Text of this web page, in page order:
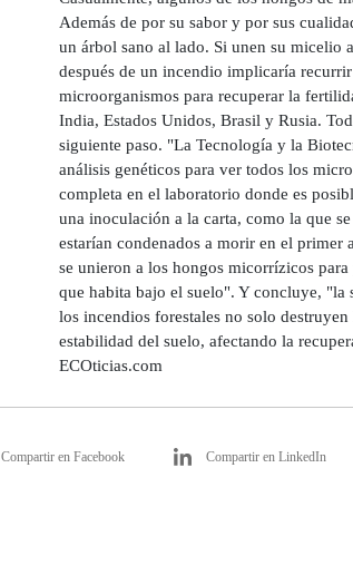
Además de por su sabor y por sus
un árbol sano al lado. Si unen su micelio
después de un incendio implicaría
microorganismos para recuperar la
India, Estados Unidos, Brasil y Rusia.
siguiente paso. "La Tecnología y la
análisis genéticos para ver todos los
completa en el laboratorio donde es
una inoculación a la carta, como la que
estarían condenados a morir en el primer
se unieron a los hongos micorrízicos
que habita bajo el suelo". Y concluye, "la
los incendios forestales no solo
estabilidad del suelo, afectando la
ECOticias.com
Compartir en Facebook Compartir en LinkedIn